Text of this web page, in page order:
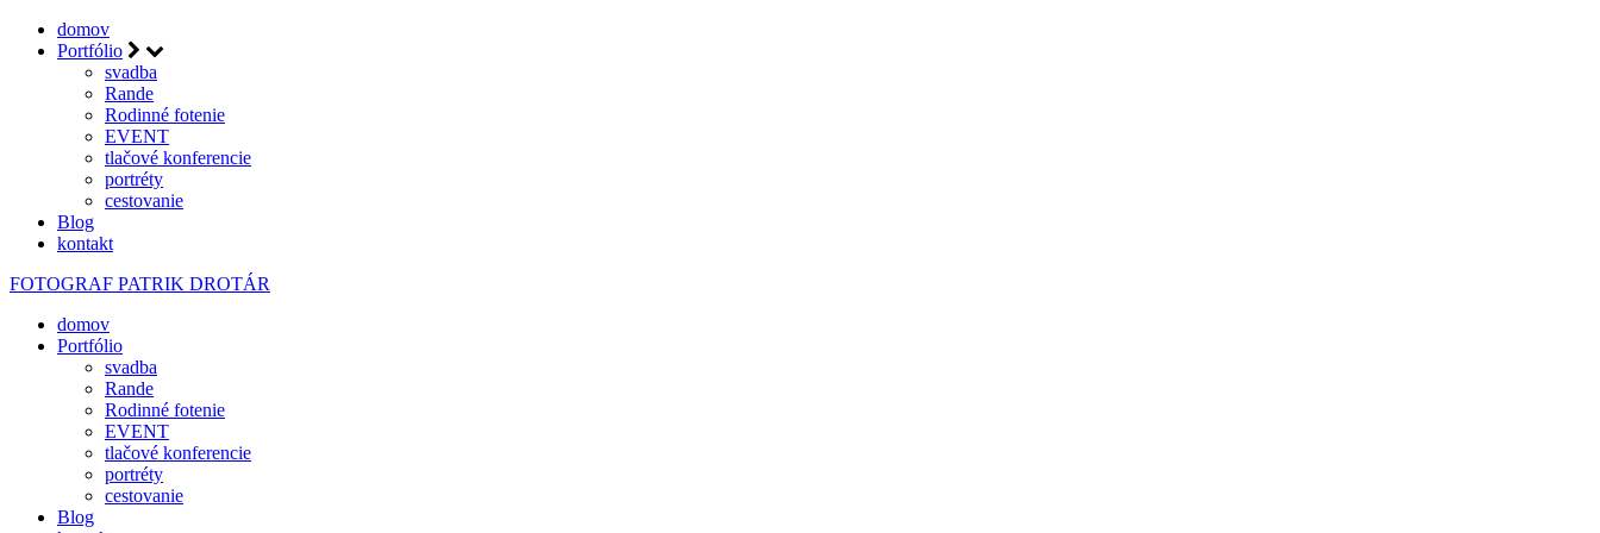
domov
Portfólio
svadba
Rande
Rodinné fotenie
EVENT
tlačové konferencie
portréty
cestovanie
Blog
kontakt
FOTOGRAF PATRIK DROTÁR
domov
Portfólio
svadba
Rande
Rodinné fotenie
EVENT
tlačové konferencie
portréty
cestovanie
Blog